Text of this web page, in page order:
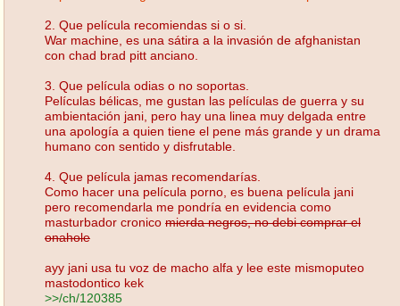
2. Que película recomiendas si o si.
War machine, es una sátira a la invasión de afghanistan
con chad brad pitt anciano.
3. Que película odias o no soportas.
Películas bélicas, me gustan las películas de guerra y su
ambientación jani, pero hay una linea muy delgada entre
una apología a quien tiene el pene más grande y un drama
humano con sentido y disfrutable.
4. Que película jamas recomendarías.
Como hacer una película porno, es buena película jani
pero recomendarla me pondría en evidencia como
masturbador cronico mierda negros, no debi comprar el
onahole
ayy jani usa tu voz de macho alfa y lee este mismoputeo
mastodontico kek
>>/ch/120385